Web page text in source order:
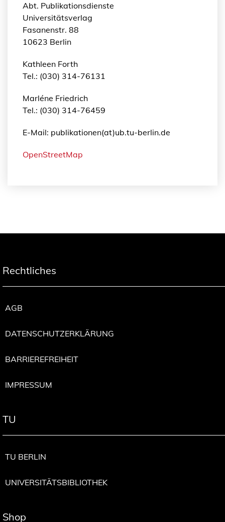
Abt. Publikationsdienste
Universitätsverlag
Fasanenstr. 88
10623 Berlin
Kathleen Forth
Tel.: (030) 314-76131
Marléne Friedrich
Tel.: (030) 314-76459
E-Mail: publikationen(at)ub.tu-berlin.de
OpenStreetMap
Rechtliches
AGB
DATENSCHUTZERKLÄRUNG
BARRIEREFREIHEIT
IMPRESSUM
TU
TU BERLIN
UNIVERSITÄTSBIBLIOTHEK
Shop